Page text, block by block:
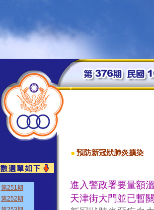
■ 預防新冠狀肺炎擴染
進入警政署要量額
天津街大門並已暫